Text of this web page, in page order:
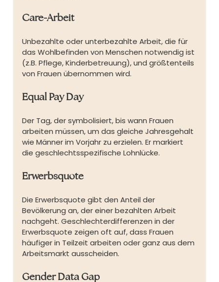
Care-Arbeit
Unbezahlte oder unterbezahlte Arbeit, die für
das Wohlbefinden von Menschen notwendig ist
(z.B. Pflege, Kinderbetreuung), und größtenteils
von Frauen übernommen wird.
Equal Pay Day
Der Tag, der symbolisiert, bis wann Frauen
arbeiten müssen, um das gleiche Jahresgehalt
wie Männer im Vorjahr zu erzielen. Er markiert
die geschlechtsspezifische Lohnlücke.
Erwerbsquote
Die Erwerbsquote gibt den Anteil der
Bevölkerung an, der einer bezahlten Arbeit
nachgeht. Geschlechterdifferenzen in der
Erwerbsquote zeigen oft auf, dass Frauen
häufiger in Teilzeit arbeiten oder ganz aus dem
Arbeitsmarkt ausscheiden.
Gender Data Gap